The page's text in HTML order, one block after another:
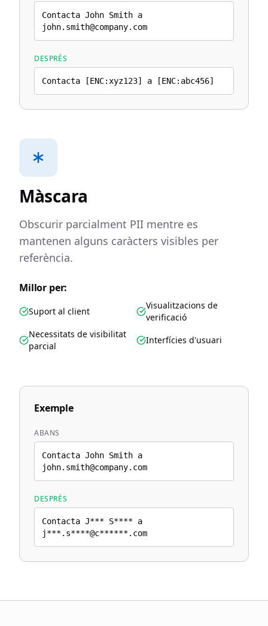
Contacta John Smith a
john.smith@company.com
DESPRÉS
Contacta [ENC:xyz123] a [ENC:abc456]
Màscara
Obscurir parcialment PII mentre es
mantenen alguns caràcters visibles per
referència.
Millor per:
Suport al client
Visualitzacions de
verificació
Necessitats de visibilitat
parcial
Interfícies d'usuari
Exemple
ABANS
Contacta John Smith a
john.smith@company.com
DESPRÉS
Contacta J*** S**** a
j***.s****@c******.com